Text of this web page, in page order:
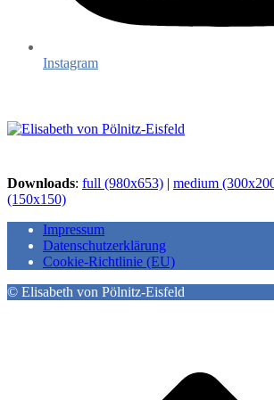
Instagram
Downloads: full (980x653) | medium
(150x150)
Impressum
Datenschutzerklärung
Cookie-Richtlinie (EU)
© Elisabeth von Pölnitz-Eisfeld